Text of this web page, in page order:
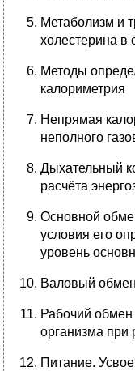
Метаболизм и
холестерина в
Методы
калориметрия
Непрямая
неполного
Дыхательный
расчёта
Основной
условия его
уровень
Валовый
Рабочий обмен
организма при
Питание.